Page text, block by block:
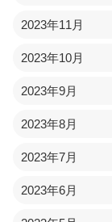
2023年11月
2023年10月
2023年9月
2023年8月
2023年7月
2023年6月